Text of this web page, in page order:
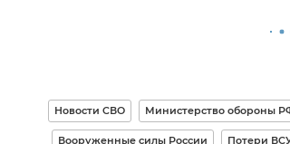
Новости СВО Министерство обороны
Вооруженные силы России Потери